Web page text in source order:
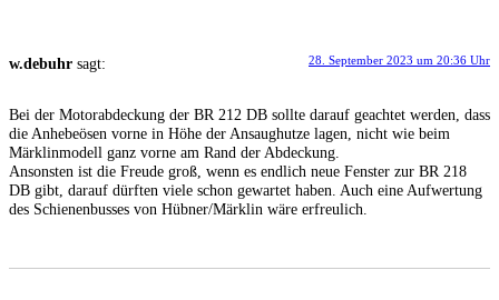
w.debuhr sagt: 28. September 2023 um 20:36 Uhr
Bei der Motorabdeckung der BR 212 DB sollte darauf geachtet werden, dass
die Anhebeösen vorne in Höhe der Ansaughutze lagen, nicht wie beim
Märklinmodell ganz vorne am Rand der Abdeckung.
Ansonsten ist die Freude groß, wenn es endlich neue Fenster zur BR 218
DB gibt, darauf dürften viele schon gewartet haben. Auch eine Aufwertung
des Schienenbusses von Hübner/Märklin wäre erfreulich.